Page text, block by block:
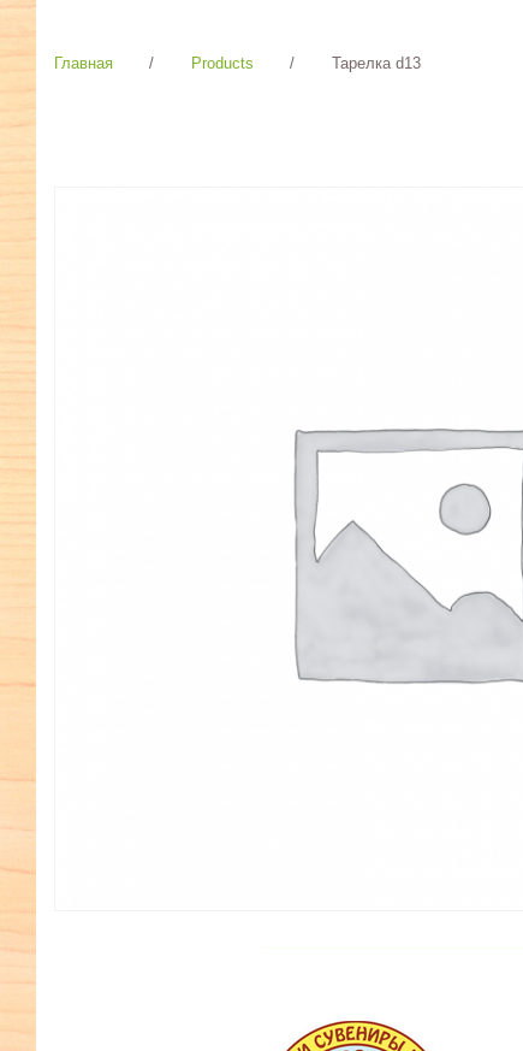
Главная / Products / Тарелка d13